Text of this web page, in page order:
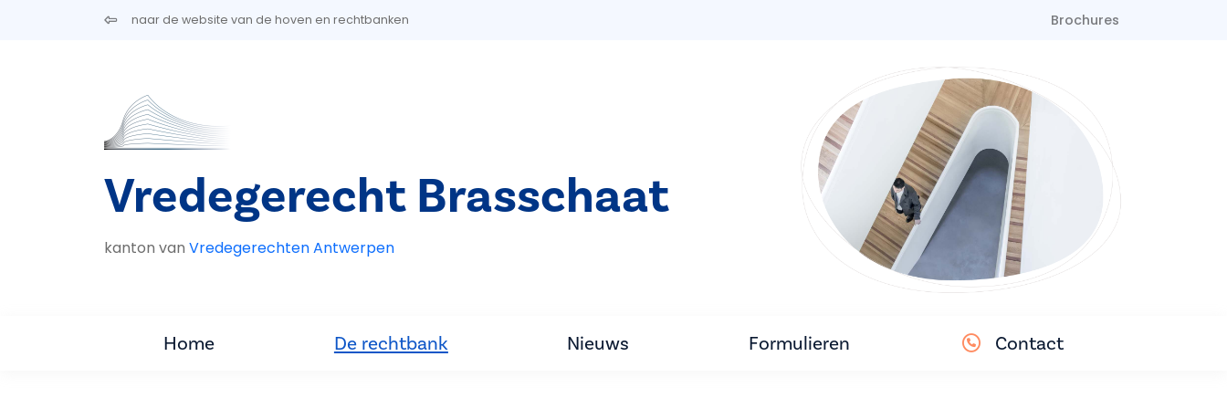
Overslaan en naar de inhoud gaannaar de website van de hoven en rechtbanken Brochures
Vredegerecht Brasschaat
kanton van Vredegerechten Antwerpen
Home De rechtbank Nieuws Formulieren Contact